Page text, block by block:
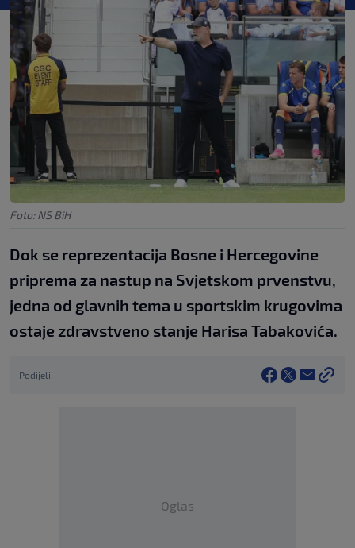
Foto: NS BiH
Dok se reprezentacija Bosne i Hercegovine
priprema za nastup na Svjetskom prvenstvu,
jedna od glavnih tema u sportskim krugovima
ostaje zdravstveno stanje Harisa Tabakovića.
Podijeli
Oglas